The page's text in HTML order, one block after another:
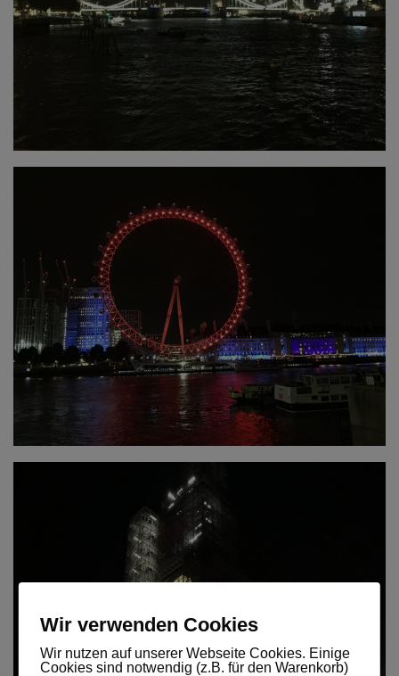
Wir verwenden Cookies
Wir nutzen auf unserer Webseite Cookies. Einige
Cookies sind notwendig (z.B. für den Warenkorb)